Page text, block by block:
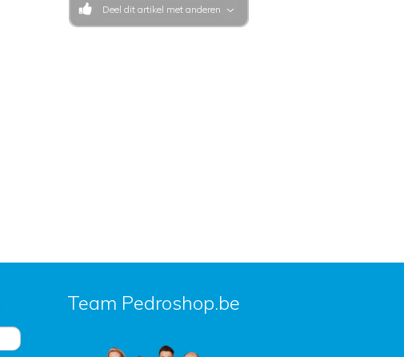
Deel dit artikel met anderen
Team Pedroshop.be